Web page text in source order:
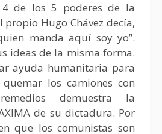
de los 5 poderes de la
propio Hugo Chávez decía,
manda aquí soy yo”.
ideas de la misma forma.
ayuda humanitaria para
los camiones con
demuestra la
de su dictadura. Por
que los comunistas son